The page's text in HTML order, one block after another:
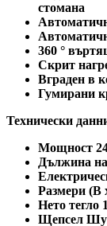
стомана
360 °
Скрит
Вграден в
Гумирани
Технически
Мощност
Дължина
Размери (В
Нето тегло
Щепсел